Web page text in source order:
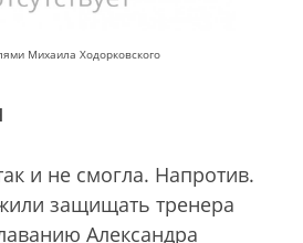
Михаила Ходорковского
и не смогла. Напротив.
защищать тренера
Александра